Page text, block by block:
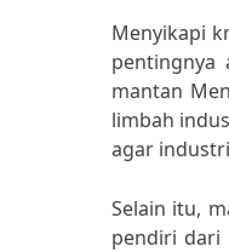
Menyikapi
pentingnya
mantan
limbah
agar
Selain itu,
pendiri dari